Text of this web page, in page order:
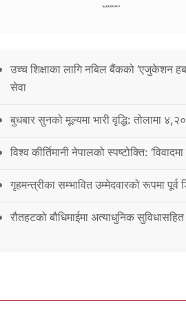
उच्च शिक्षाका लागि नबिल बैंकको ‘एजुकेशन
सेवा
बुधबार सुनको मूल्यमा भारी वृद्धि: तोलामा
विश्व कीर्तिमानी नेपालको स्पष्टोक्ति:
गृहमन्त्रीका सम्भावित उम्मेदवारको रूपमा
रौतहटको बौधिमाईमा अत्याधुनिक